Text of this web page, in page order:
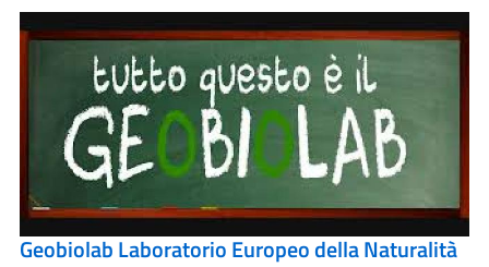
Geobiolab Laboratorio Europeo della Naturalità